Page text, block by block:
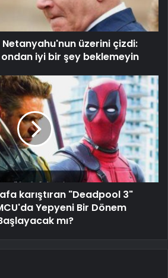
Netanyahu'nun üzerini çizdi:
iyi bir şey beklemeyin
karıştıran "Deadpool 3"
Yepyeni Bir Dönem
mı?